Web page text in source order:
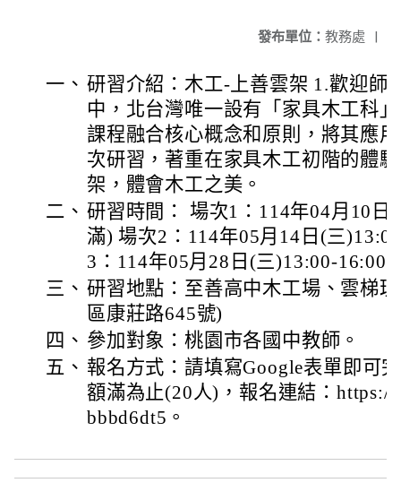
發布單位： 教務處 |
一、 研習介紹：木工-上善雲架 1.歡迎師
中，北台灣唯一設有「家具木工科
課程融合核心概念和原則，將其應
次研習，著重在家具木工初階的體
架，體會木工之美。
二、 研習時間： 場次1：114年04月10
滿) 場次2：114年05月14日(三
3：114年05月28日(三)13:00-16:00
三、 研習地點：至善高中木工場、雲梯
區康莊路645號)
四、 參加對象：桃園市各國中教師。
五、 報名方式：請填寫Google表單即可
額滿為止(20人)，報名連結：
bbbd6dt5。